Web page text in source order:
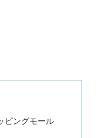
ピングモール